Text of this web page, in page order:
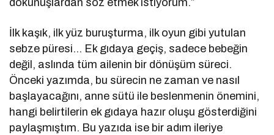
dokunuşlardan söz etmek istiyorum.”
İlk kaşık, ilk yüz buruşturma, ilk oyun gibi yutulan
sebze püresi… Ek gıdaya geçiş, sadece bebeğin
değil, aslında tüm ailenin bir dönüşüm süreci.
Önceki yazımda, bu sürecin ne zaman ve nasıl
başlayacağını, anne sütü ile beslenmenin önemini,
hangi belirtilerin ek gıdaya hazır oluşu gösterdiğini
paylaşmıştım. Bu yazıda ise bir adım ileriye